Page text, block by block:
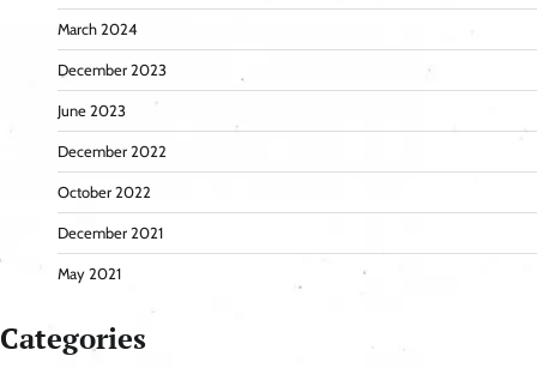
March 2024
December 2023
June 2023
December 2022
October 2022
December 2021
May 2021
Categories